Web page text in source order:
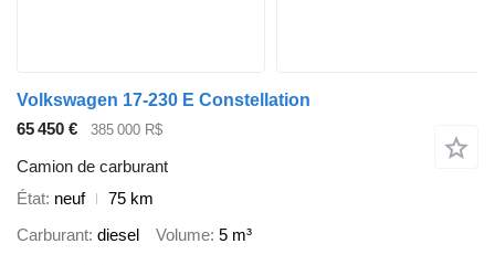
Volkswagen 17-230 E Constellation
65 450 €
385 000 R$
Camion de carburant
État neuf
75 km
Carburant diesel Volume 5 m³